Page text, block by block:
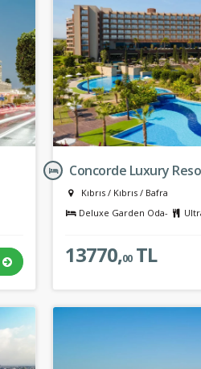
Concorde Luxury
Kıbrıs / Kıbrıs / Bafra
Deluxe Garden Oda-
13770,00TL